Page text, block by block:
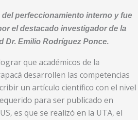
perfeccionamiento interno y fue
el destacado investigador de la
Dr. Emilio Rodríguez Ponce.
que académicos de la
desarrollen las competencias
un artículo científico con el nivel
para ser publicado en
es que se realizó en la UTA, el